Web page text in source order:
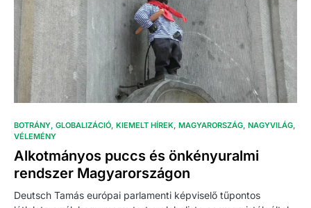
BOTRÁNY GLOBALIZÁCIÓ KIEMELT HÍREK MAGYARORSZÁG NAGYVILÁG
VÉLEMÉNY
Alkotmányos puccs és önkényuralmi
rendszer Magyarországon
Deutsch Tamás európai parlamenti képviselő tűpontos